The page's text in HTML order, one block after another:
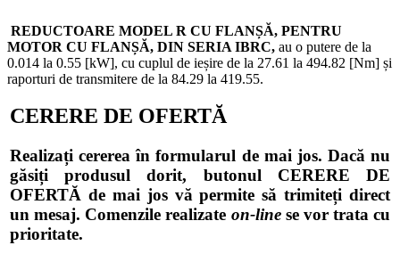
REDUCTOARE MODEL R CU FLANȘĂ, PENTRU
MOTOR CU FLANȘĂ, DIN SERIA IBRC, au o putere de la
0.014 la 0.55 [kW], cu cuplul de ieșire de la 27.61 la 494.82 [Nm] și
raporturi de transmitere de la 84.29 la 419.55.
CERERE DE OFERTĂ
Realizați cererea în formularul de mai jos. Dacă nu
găsiți produsul dorit, butonul CERERE DE
OFERTĂ de mai jos vă permite să trimiteți direct
un mesaj. Comenzile realizate on-linese vor trata cu
prioritate.